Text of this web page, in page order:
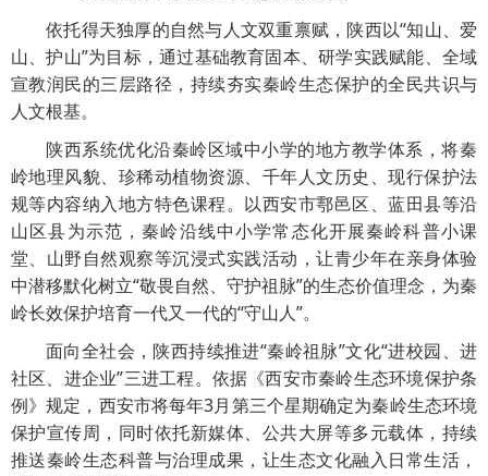
依托得天独厚的自然与人文双重禀赋，陕西以“知山、爱
山、护山”为目标，通过基础教育固本、研学实践赋能、全域
宣教润民的三层路径，持续夯实秦岭生态保护的全民共识与
人文根基。
陕西系统优化沿秦岭区域中小学的地方教学体系，将秦
岭地理风貌、珍稀动植物资源、千年人文历史、现行保护法
规等内容纳入地方特色课程。以西安市鄠邑区、蓝田县等沿
山区县为示范，秦岭沿线中小学常态化开展秦岭科普小课
堂、山野自然观察等沉浸式实践活动，让青少年在亲身体验
中潜移默化树立“敬畏自然、守护祖脉”的生态价值理念，为秦
岭长效保护培育一代又一代的“守山人”。
面向全社会，陕西持续推进“秦岭祖脉”文化“进校园、进
社区、进企业”三进工程。依据《西安市秦岭生态环境保护条
例》规定，西安市将每年3月第三个星期确定为秦岭生态环境
保护宣传周，同时依托新媒体、公共大屏等多元载体，持续
推送秦岭生态科普与治理成果，让生态文化融入日常生活，